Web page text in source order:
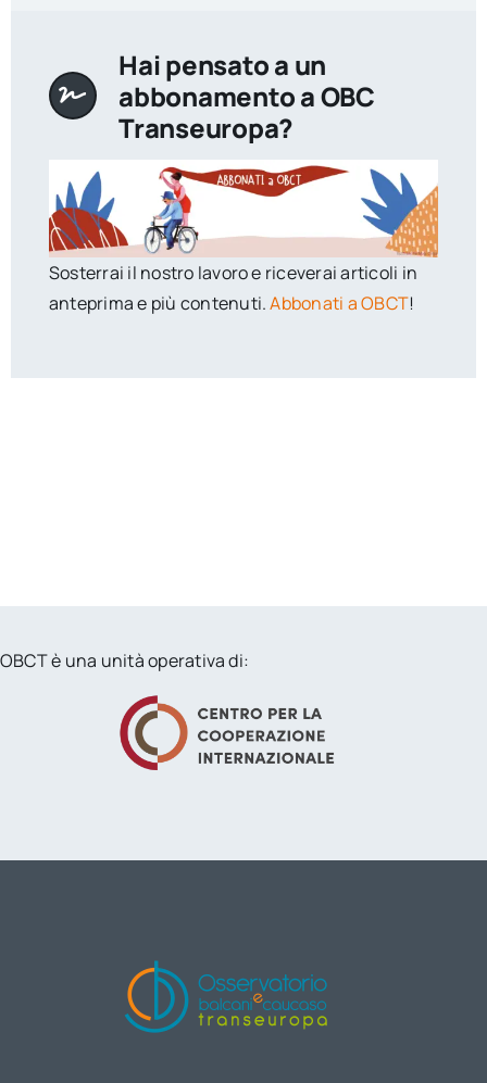
Hai pensato a un
abbonamento a OBC
Transeuropa?
Sosterrai il nostro lavoro e riceverai articoli in
anteprima e più contenuti.Abbonati a OBCT!
OBCT è una unità operativa di: